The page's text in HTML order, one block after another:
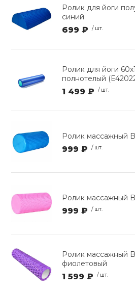
Ролик для йоги
синий
699 ₽ / шт.
Ролик для йоги
полнотелый
1 499 ₽ / шт.
Ролик массажный
999 ₽ / шт.
Ролик массажный
999 ₽ / шт.
Ролик массажный
фиолетовый
1 599 ₽ / шт.